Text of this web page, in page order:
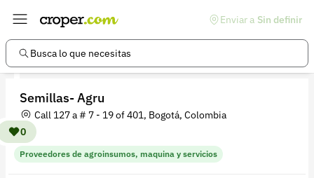
Enviar a Sin definir
Busca lo que necesitas
0
Semillas- Agru
Call 127 a # 7 - 19 of 401, Bogotá, Colombia
Proveedores de agroinsumos, maquina y servicios
Enlaces de interés
Preguntas frecuentes
Ayuda
Información legal
Términos y condiciones